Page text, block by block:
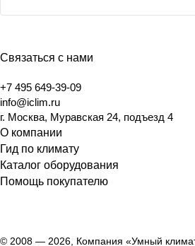
Связаться с нами
+7 495 649-39-09
info@iclim.ru
г. Москва, Муравская 24, подъезд 4
О компании
Гид по климату
Каталог оборудования
Помощь покупателю
© 2008 — 2026, Компания «Умный